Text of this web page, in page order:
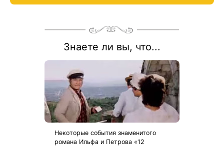
Подберем санаторий и оформим Карту гостя за 15 минут:
Знаете ли вы, что...
Некоторые события знаменитого
романа Ильфа и Петрова «12